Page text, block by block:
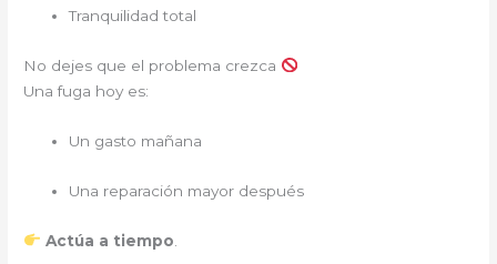
Tranquilidad total
No dejes que el problema crezca
Una fuga hoy es:
Un gasto mañana
Una reparación mayor después
Actúa a tiempo